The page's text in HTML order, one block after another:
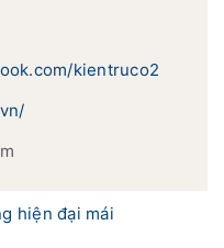
kientruco2
hiện đại mái